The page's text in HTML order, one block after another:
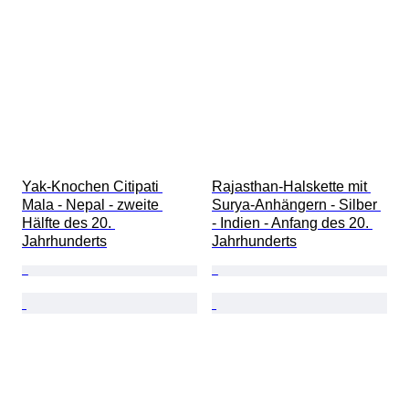
Yak-Knochen Citipati
Mala - Nepal - zweite
Hälfte des 20.
Jahrhunderts
Rajasthan-Halskette mit
Surya-Anhängern - Silber
- Indien - Anfang des 20.
Jahrhunderts